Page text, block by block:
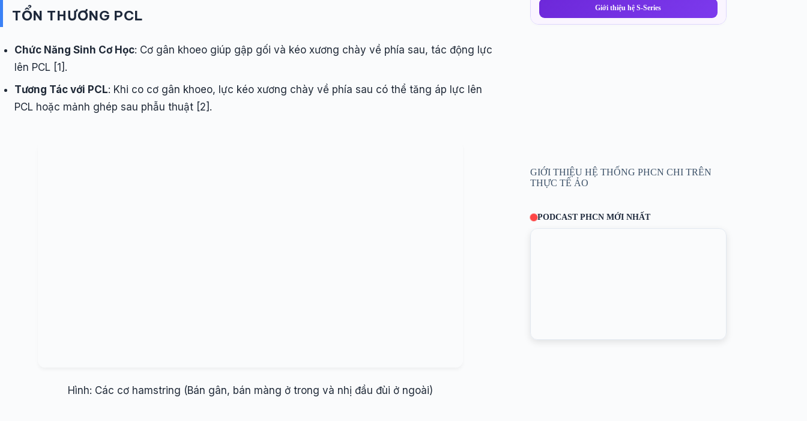
TỔN THƯƠNG PCL
Chức Năng Sinh Cơ Học: Cơ gân khoeo giúp gập gối và kéo xương chày về phía sau, tác động lực
lên PCL [1].
Tương Tác với PCL: Khi co cơ gân khoeo, lực kéo xương chày về phía sau có thể tăng áp lực lên
PCL hoặc mảnh ghép sau phẫu thuật [2].
Hình: Các cơ hamstring (Bán gân, bán màng ở trong và nhị đầu đùi ở ngoài)
Giới thiệu hệ S-Series
GIỚI THIỆU HỆ THỐNG PHCN CHI TRÊN
THỰC TẾ ẢO
PODCAST PHCN MỚI NHẤT